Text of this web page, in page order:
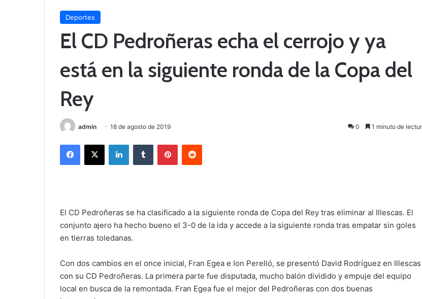
Deportes
El CD Pedroñeras echa el cerrojo y ya
está en la siguiente ronda de la Copa del
Rey
admin 18 de agosto de 2019 0 1 minuto de
El CD Pedroñeras se ha clasificado a la siguiente ronda de Copa del Rey tras eliminar al Illescas. El
conjunto ajero ha hecho bueno el 3-0 de la ida y accede a la siguiente ronda tras empatar sin goles
en tierras toledanas.
Con dos cambios en el once inicial, Fran Egea e Ion Perelló, se presentó David Rodríguez en Illescas
con su CD Pedroñeras. La primera parte fue disputada, mucho balón dividido y empuje del equipo
local en busca de la remontada. Fran Egea fue el mejor del Pedroñeras con dos buenas